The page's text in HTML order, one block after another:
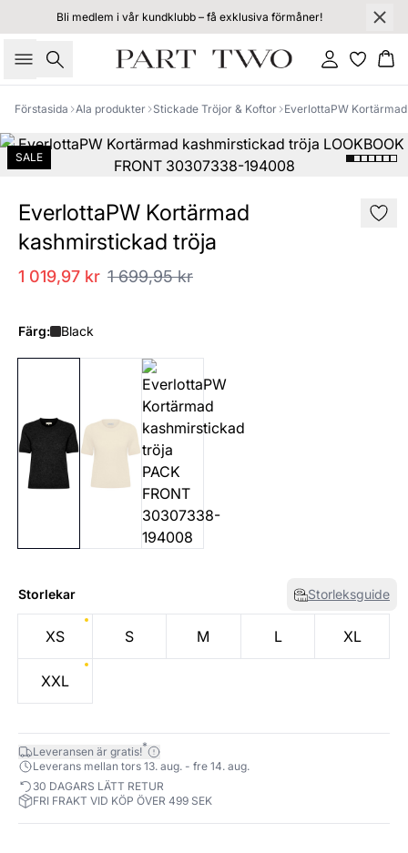
Bli medlem i vår kundklubb – få exklusiva förmåner!
Sök Logga in
Förstasida Ala produkter Stickade Tröjor & Koftor EverlottaPW
SALE
EverlottaPW Kortärmad
kashmirstickad tröja
1 019,97 kr 1 699,95 kr
Färg: Black
Storlekar Storleksguide
XS S M L XL
XXL
Leveransen är gratis!*
Leverans mellan tors 13. aug. - fre 14. aug.
30 DAGARS LÄTT RETUR
FRI FRAKT VID KÖP ÖVER 499 SEK